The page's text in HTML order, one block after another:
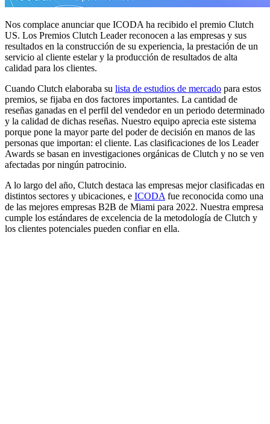
Nos complace anunciar que ICODA ha recibido el premio Clutch
US. Los Premios Clutch Leader reconocen a las empresas y sus
resultados en la construcción de su experiencia, la prestación de un
servicio al cliente estelar y la producción de resultados de alta
calidad para los clientes.
Cuando Clutch elaboraba su lista de estudios de mercado para estos
premios, se fijaba en dos factores importantes. La cantidad de
reseñas ganadas en el perfil del vendedor en un periodo determinado
y la calidad de dichas reseñas. Nuestro equipo aprecia este sistema
porque pone la mayor parte del poder de decisión en manos de las
personas que importan: el cliente. Las clasificaciones de los Leader
Awards se basan en investigaciones orgánicas de Clutch y no se ven
afectadas por ningún patrocinio.
A lo largo del año, Clutch destaca las empresas mejor clasificadas en
distintos sectores y ubicaciones, e ICODA fue reconocida como una
de las mejores empresas B2B de Miami para 2022. Nuestra empresa
cumple los estándares de excelencia de la metodología de Clutch y
los clientes potenciales pueden confiar en ella.